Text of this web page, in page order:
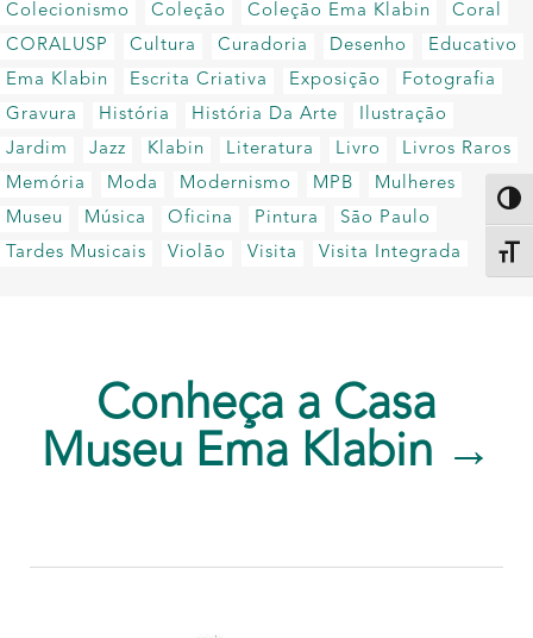
Colecionismo
Coleção Coleção Ema Klabin
Coral
CORALUSP
Cultura Curadoria Desenho
Educativo
Ema Klabin
Escrita Criativa Exposição
Fotografia
Gravura
História História Da Arte
Ilustração
Jardim
Jazz Klabin Literatura Livro
Livros Raros
Memória
Moda Modernismo MPB
Mulheres
Museu
Música Oficina Pintura
São Paulo
Tardes Musicais
Violão Visita Visita Integrada
Conheça a Casa
Museu Ema Klabin →